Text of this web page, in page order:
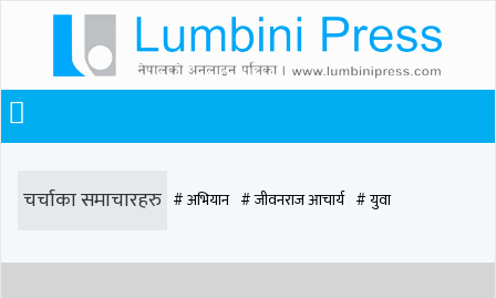
चर्चाका समाचारहरु # अभियान # जीवनराज आचार्य # युवा
# समाज रूपान्तरण # चौराह हस्पिटल # घरजग्गा कारोबार # कपिलवस्तु